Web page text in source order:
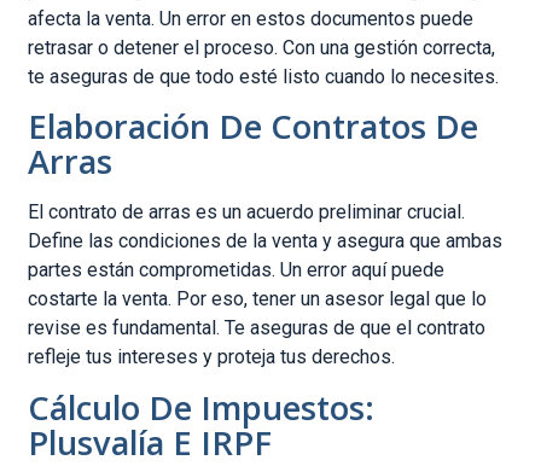
afecta la venta. Un error en estos documentos puede
retrasar o detener el proceso. Con una gestión correcta,
te aseguras de que todo esté listo cuando lo necesites.
Elaboración De Contratos De
Arras
El contrato de arras es un acuerdo preliminar crucial.
Define las condiciones de la venta y asegura que ambas
partes están comprometidas. Un error aquí puede
costarte la venta. Por eso, tener un asesor legal que lo
revise es fundamental. Te aseguras de que el contrato
refleje tus intereses y proteja tus derechos.
Cálculo De Impuestos:
Plusvalía E IRPF